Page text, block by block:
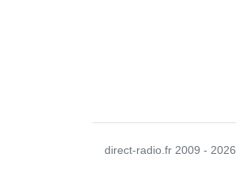
direct-radio.fr 2009 - 2026